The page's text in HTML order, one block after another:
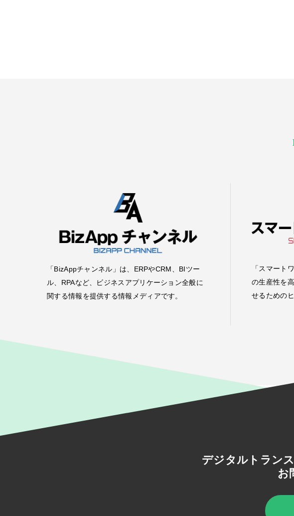
「BizAppチャンネル」は、ERPやCRM、BIツー
ル、RPAなど、ビジネスアプリケーション全般に
関する情報を提供する情報メディアです。
「スマート
の生産性を
せるための
デジタルトラン
お